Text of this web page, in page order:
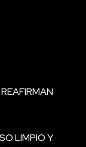
LIMPIO Y